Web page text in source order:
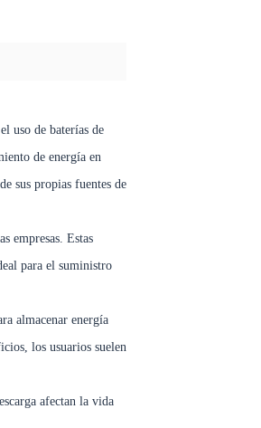
uso de baterías de
de energía en
sus propias fuentes de
empresas. Estas
para el suministro
almacenar energía
los usuarios suelen
afectan la vida